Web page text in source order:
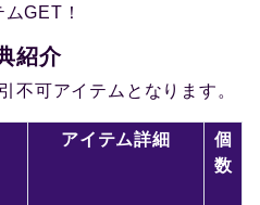
GET！
紹介
不可アイテムとなります。
アイテム詳細
個
数